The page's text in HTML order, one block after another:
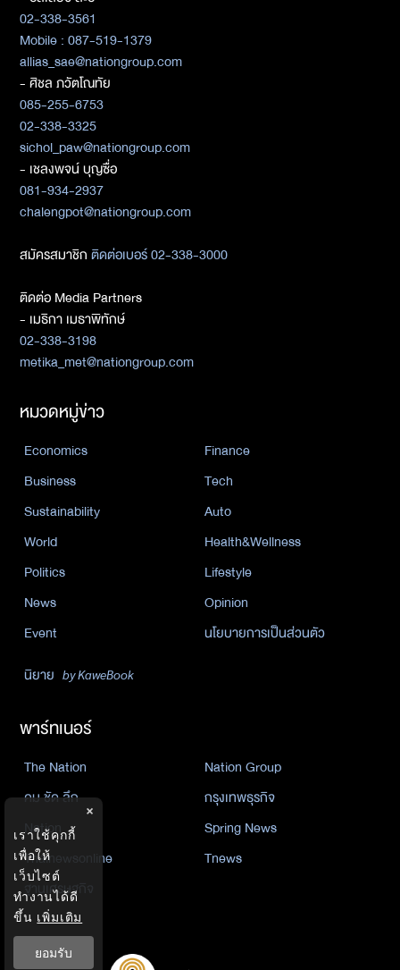
02-338-3561
Mobile : 087-519-1379
allias_sae@nationgroup.com
- ศิชล ภวัตโณทัย
085-255-6753
02-338-3325
sichol_paw@nationgroup.com
- เชลงพจน์ บุญซื่อ
081-934-2937
chalengpot@nationgroup.com
สมัครสมาชิกติดต่อเบอร์ 02-338-3000
ติดต่อ Media Partners
- เมธิกา เมธาพิทักษ์
02-338-3198
metika_met@nationgroup.com
หมวดหมู่ข่าว
Economics
Finance
Business
Tech
Sustainability
Auto
World
Health&Wellness
Politics
Lifestyle
News
Opinion
Event
นโยบายการเป็นส่วนตัว
นิยาย by KaweBook
พาร์ทเนอร์
The Nation
Nation Group
คม ชัด ลึก
กรุงเทพธุรกิจ
Nation
Spring News
Thainewsonline
Tnews
ฐานเศรษฐกิจ
×
เราใช้คุกกี้
เพื่อให้
เว็บไซต์
ทำงานได้ดี
ขึ้น เพิ่มเติม
ยอมรับ